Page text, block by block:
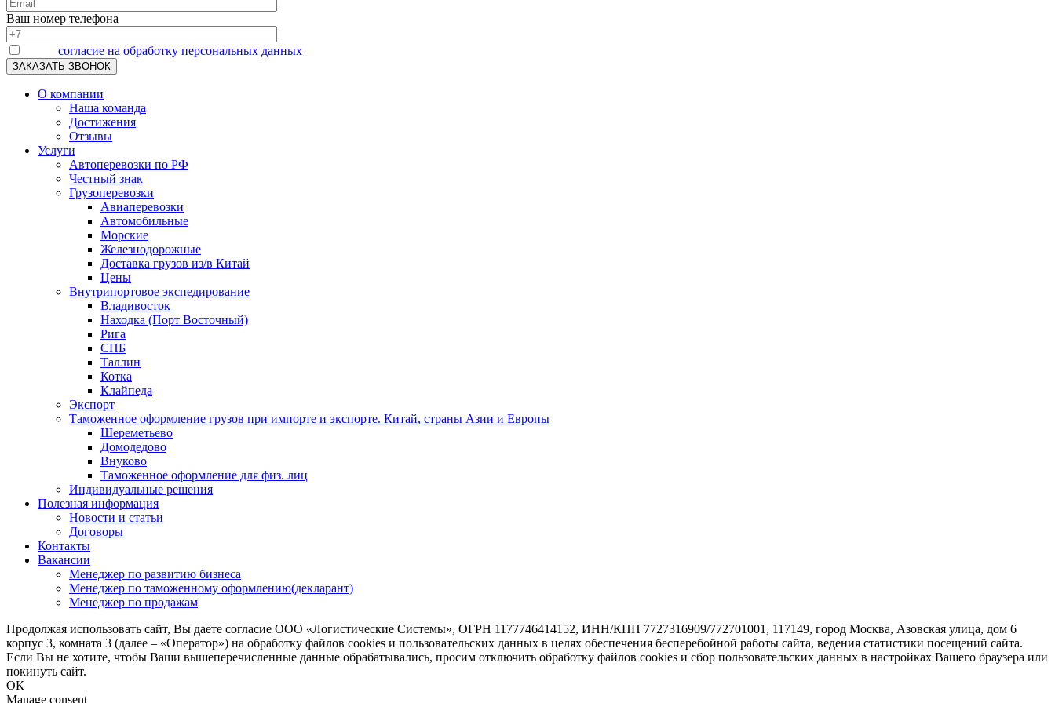
Ваш номер телефона
согласие на обработку персональных данных
О компании
Наша команда
Достижения
Отзывы
Услуги
Автоперевозки по РФ
Честный знак
Грузоперевозки
Авиаперевозки
Автомобильные
Морские
Железнодорожные
Доставка грузов из/в Китай
Цены
Внутрипортовое экспедирование
Владивосток
Находка (Порт Восточный)
Рига
СПБ
Таллин
Котка
Клайпеда
Экспорт
Таможенное оформление грузов при импорте и экспорте. Китай, страны Азии и Европы
Шереметьево
Домодедово
Внуково
Таможенное оформление для физ. лиц
Индивидуальные решения
Полезная информация
Новости и статьи
Договоры
Контакты
Вакансии
Менеджер по развитию бизнеса
Менеджер по таможенному оформлению(декларант)
Менеджер по продажам
Продолжая использовать сайт, Вы даете согласие ООО «Логистические Системы», ОГРН 1177746414152, ИНН/КПП 7727316909/772701001, 117149, город Москва, Азовская улица, дом 6
корпус 3, комната 3 (далее – «Оператор») на обработку файлов cookies и пользовательских данных в целях обеспечения бесперебойной работы сайта, ведения статистики посещений сайта.
Если Вы не хотите, чтобы Ваши вышеперечисленные данные обрабатывались, просим отключить обработку файлов cookies и сбор пользовательских данных в настройках Вашего браузера или
покинуть сайт.
ОК
Manage consent